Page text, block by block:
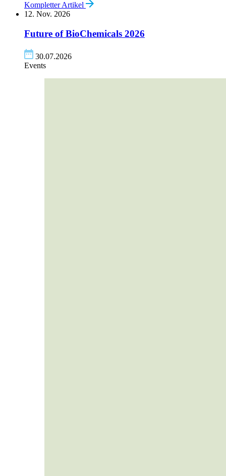
Kompletter Artikel
12. Nov. 2026
Future of BioChemicals 2026
30.07.2026
Events